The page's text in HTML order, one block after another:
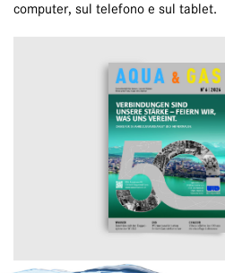
computer, sul telefono e sul tablet.